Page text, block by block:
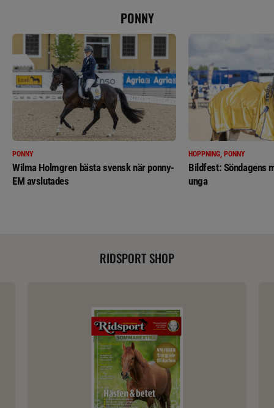
PONNY
PONNY
Wilma Holmgren bästa svensk när ponny-
EM avslutades
HOPPNING, PONNY
Bildfest: Söndagens
unga
RIDSPORT SHOP